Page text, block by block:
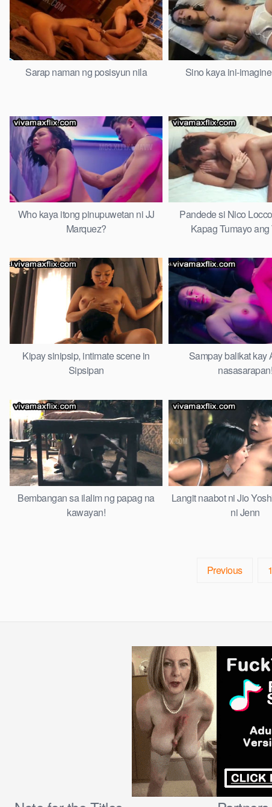
Sarap naman ng posisyun nila Sino kaya ini-
Who kaya itong pinupuwetan ni JJ
Marquez?
Pandede si Nico
Kapag Tumayo ang
Kipay sinipsip, intimate scene in
Sipsipan
Sampay balikat kay
nasasarapan!
Bembangan sa ilalim ng papag na
kawayan!
Langit naabot ni Jio
ni Jenn
Previous 1